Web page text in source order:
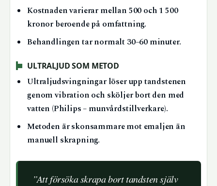
Kostnaden varierar mellan 500 och 1 500
kronor beroende på omfattning.
Behandlingen tar normalt 30–60 minuter.
ULTRALJUD SOM METOD
Ultraljudsvingningar löser upp tandstenen
genom vibration och sköljer bort den med
vatten (Philips – munvårdstillverkare).
Metoden är skonsammare mot emaljen än
manuell skrapning.
”Att försöka skrapa bort tandsten själv